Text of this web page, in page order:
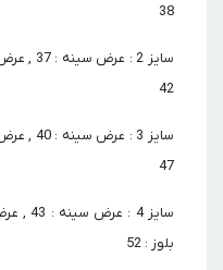
38
42
47
بلوز : 52